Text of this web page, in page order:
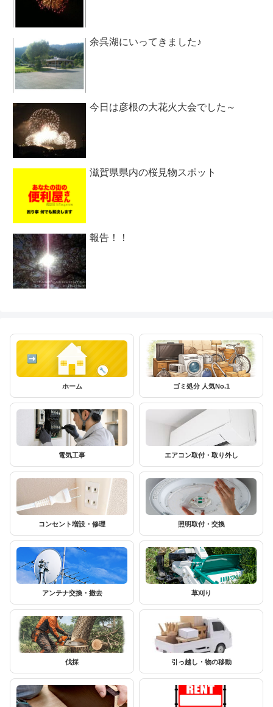
余呉湖にいってきました♪
今日は彦根の大花火大会でした～
滋賀県県内の桜見物スポット
報告！！
ホーム ゴミ処分 人気No.1
電気工事 エアコン取付・取り外し
コンセント増設・修理 照明取付・交換
アンテナ交換・撤去 草刈り
伐採 引っ越し・物の移動